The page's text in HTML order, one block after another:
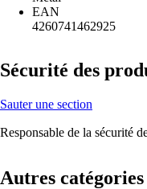
EAN
4260741462925
Sécurité des
Sauter une section
Responsable de la sécurité
Autres catégories